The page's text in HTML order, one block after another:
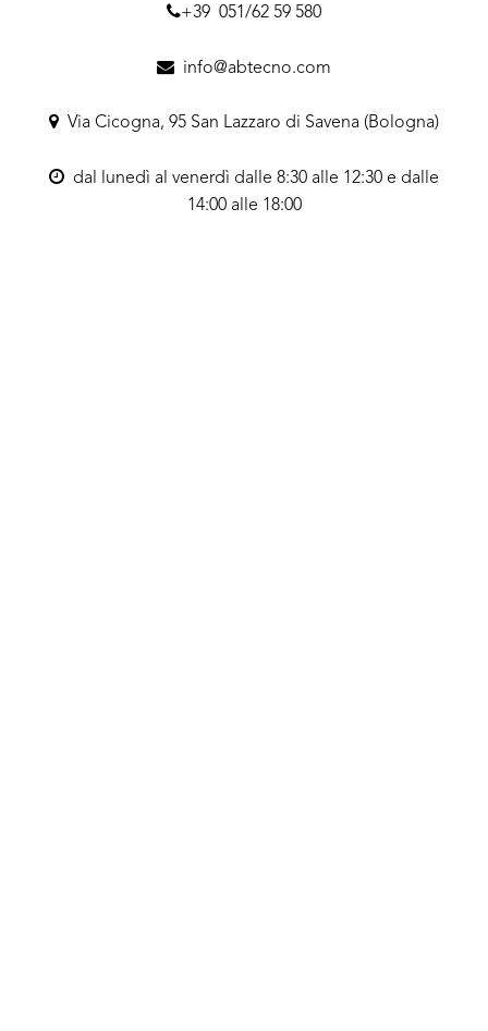
+39 051/62 59 580
info@abtecno.com
Via Cicogna, 95 San Lazzaro di Savena (Bologna)
dal lunedì al venerdì dalle 8:30 alle 12:30 e dalle
14:00 alle 18:00